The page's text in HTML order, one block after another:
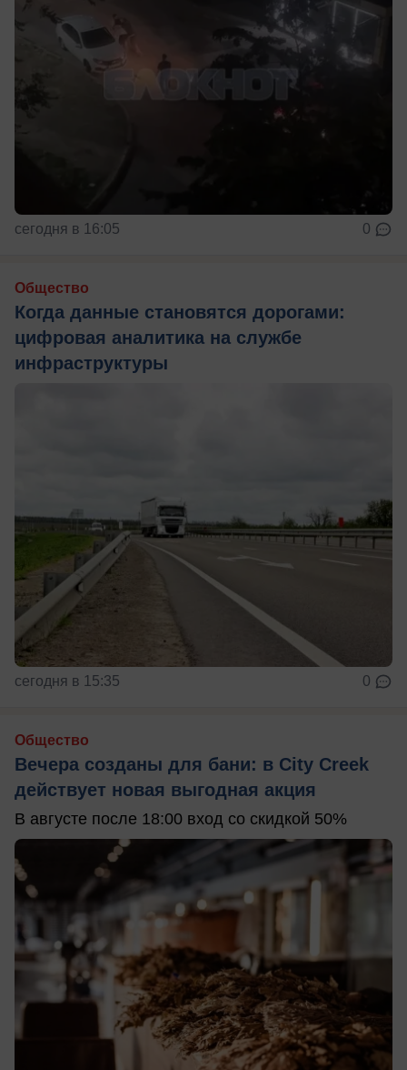
сегодня в 16:05 0
Общество
Когда данные становятся дорогами:
цифровая аналитика на службе
инфраструктуры
сегодня в 15:35 0
Общество
Вечера созданы для бани: в City Creek
действует новая выгодная акция
В августе после 18:00 вход со скидкой 50%